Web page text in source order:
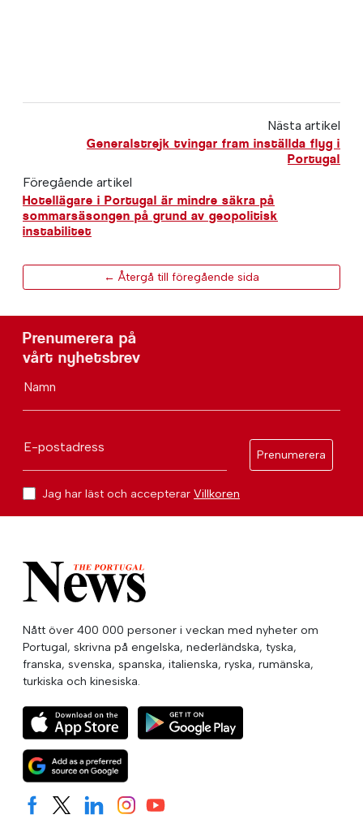
Nästa artikel
Generalstrejk tvingar fram inställda flyg i
Portugal
Föregående artikel
Hotellägare i Portugal är mindre säkra på
sommarsäsongen på grund av geopolitisk
instabilitet
← Återgå till föregående sida
Prenumerera på
vårt nyhetsbrev
Namn
E-postadress
Prenumerera
Jag har läst och accepterar Villkoren
Nått över 400 000 personer i veckan med nyheter om
Portugal, skrivna på engelska, nederländska, tyska,
franska, svenska, spanska, italienska, ryska, rumänska,
turkiska och kinesiska.